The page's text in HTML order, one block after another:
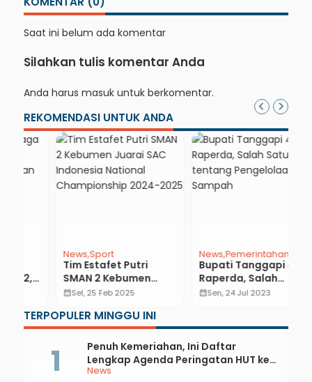
Saat ini belum ada komentar
Silahkan tulis komentar Anda
Anda harus masuk untuk berkomentar.
REKOMENDASI UNTUK ANDA
Sport
Tim Estafet Putri
SMAN 2 Kebumen
Juarai SAC Indonesia
Championship 2024-
2025
Sel, 25 Feb 2025
Pemerintahan
Bupati Tanggapi 4
Raperda, Salah
Satunya tentang
Sen, 24 Jul 2023
TERPOPULER MINGGU INI
News
Penuh Kemeriahan, Ini Daftar
Lengkap Agenda Peringatan HUT ke-
81 RI dan Hari Jadi ke-397 Kabupaten